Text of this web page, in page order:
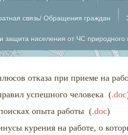
связь/ Обращения граждан
защита населения от ЧС природного
отказа при приеме на
успешного человека (.doc
опыта работы (.doc)
курения на работе, о